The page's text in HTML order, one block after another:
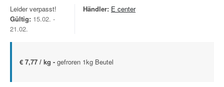
Leider verpasst!
Gültig: 15.02. -
21.02.
Händler: E center
€ 7,77 / kg - gefroren 1kg Beutel